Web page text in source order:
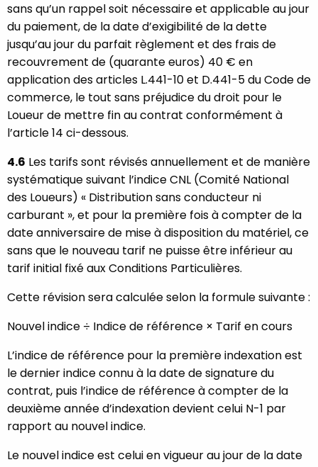
sans qu’un rappel soit nécessaire et applicable au jour
du paiement, de la date d’exigibilité de la dette
jusqu’au jour du parfait règlement et des frais de
recouvrement de (quarante euros) 40 € en
application des articles L.441-10 et D.441-5 du Code de
commerce, le tout sans préjudice du droit pour le
Loueur de mettre fin au contrat conformément à
l’article 14 ci-dessous.
4.6 Les tarifs sont révisés annuellement et de manière
systématique suivant l’indice CNL (Comité National
des Loueurs) « Distribution sans conducteur ni
carburant », et pour la première fois à compter de la
date anniversaire de mise à disposition du matériel, ce
sans que le nouveau tarif ne puisse être inférieur au
tarif initial fixé aux Conditions Particulières.
Cette révision sera calculée selon la formule suivante :
Nouvel indice ÷ Indice de référence × Tarif en cours
L’indice de référence pour la première indexation est
le dernier indice connu à la date de signature du
contrat, puis l’indice de référence à compter de la
deuxième année d’indexation devient celui N-1 par
rapport au nouvel indice.
Le nouvel indice est celui en vigueur au jour de la date